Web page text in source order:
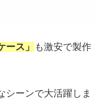
ース」
も激安で製作
シーンで大活躍しま